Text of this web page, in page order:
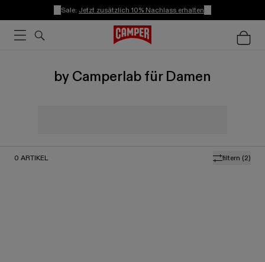
Sale: Jetzt zusätzlich 10% Nachlass erhalten
by Camperlab für Damen
filtern (2)
0 ARTIKEL